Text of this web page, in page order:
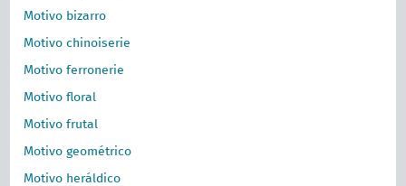
Motivo bizarro
Motivo chinoiserie
Motivo ferronerie
Motivo floral
Motivo frutal
Motivo geométrico
Motivo heráldico